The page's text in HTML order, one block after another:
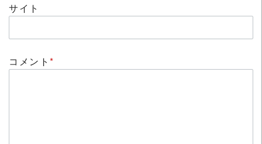
サイト
コメント*